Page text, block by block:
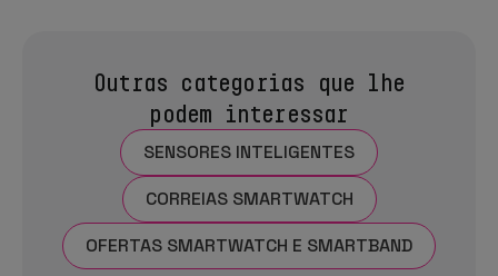
Outras categorias que lhe
podem interessar
SENSORES INTELIGENTES
CORREIAS SMARTWATCH
OFERTAS SMARTWATCH E SMARTBAND